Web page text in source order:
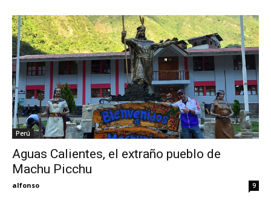
Thru
My
Perú
Aguas Calientes, el extraño pueblo de
Machu Picchu
alfonso 9